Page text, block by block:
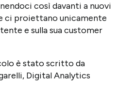
così davanti a nuovi
ci proiettano unicamente
e sulla sua customer
è stato scritto da
Digital Analytics